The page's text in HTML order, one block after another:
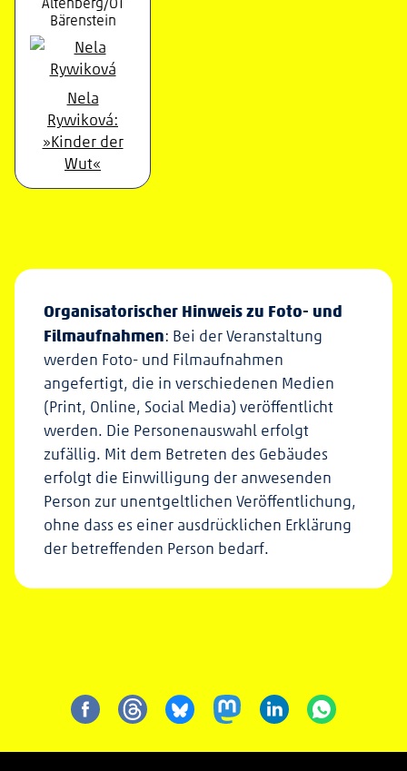
Bärenstein
Nela
Rywiková:
»Kinder der
Wut«
Organisatorischer Hinweis zu Foto- und
Filmaufnahmen: Bei der Veranstaltung
werden Foto- und Filmaufnahmen
angefertigt, die in verschiedenen Medien
(Print, Online, Social Media) veröffentlicht
werden. Die Personenauswahl erfolgt
zufällig. Mit dem Betreten des Gebäudes
erfolgt die Einwilligung der anwesenden
Person zur unentgeltlichen Veröffentlichung,
ohne dass es einer ausdrücklichen Erklärung
der betreffenden Person bedarf.